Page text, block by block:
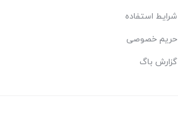
شرایط استفاده
حریم خصوصی
گزارش باگ